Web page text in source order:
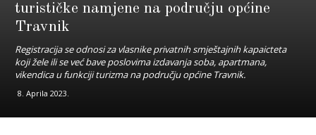
turističke namjene na području općine
Travnik
Registracija se odnosi za vlasnike privatnih smještajnih kapaicteta
koji žele ili se već bave poslovima izdavanja soba, apartmana,
vikendica u funkciji turizma na području općine Travnik.
8. Aprila 2023.